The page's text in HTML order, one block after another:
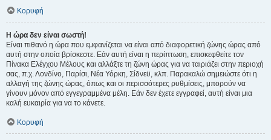
Κορυφή
Η ώρα δεν είναι σωστή!
Είναι πιθανό η ώρα που εμφανίζεται να είναι από διαφορετική ζώνης ώρας από
αυτή στην οποία βρίσκεστε. Εάν αυτή είναι η περίπτωση, επισκεφθείτε τον
Πίνακα Ελέγχου Μέλους και αλλάξτε τη ζώνη ώρας για να ταιριάζει στην περιοχή
σας, π.χ. Λονδίνο, Παρίσι, Νέα Υόρκη, Σίδνεϋ, κλπ. Παρακαλώ σημειώστε ότι η
αλλαγή της ζώνης ώρας, όπως και οι περισσότερες ρυθμίσεις, μπορούν να
γίνουν μόνον από εγγεγραμμένα μέλη. Εάν δεν έχετε εγγραφεί, αυτή είναι μια
καλή ευκαιρία για να το κάνετε.
Κορυφή